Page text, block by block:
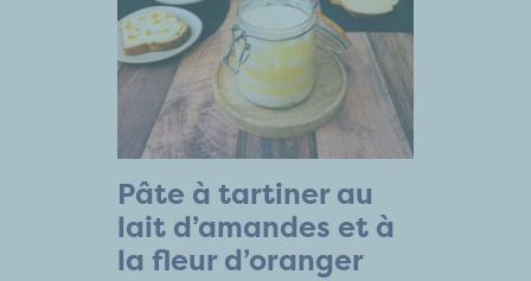
Pâte à tartiner au
lait d’amandes et à
la fleur d’oranger